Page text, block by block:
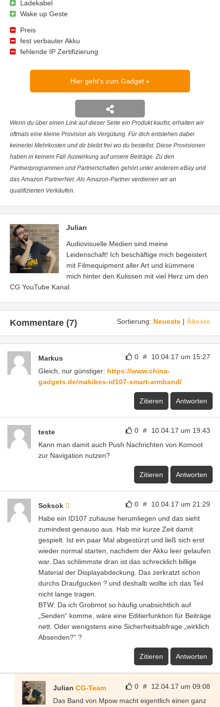
Ladekabel
Wake up Geste
Preis
fest verbauter Akku
fehlende IP Zertifizierung
Hier geht's zum Gadget
Wenn du über einen Link auf dieser Seite ein Produkt kaufst, erhalten wir
oftmals eine kleine Provision als Vergütung. Für dich entstehen dabei
keinerlei Mehrkosten und dir bleibt frei wo du bestellst. Diese Provisionen
haben in keinem Fall Auswirkung auf unsere Beiträge. Zu den
Partnerprogrammen und Partnerschaften gehört unter anderem eBay und
das Amazon PartnerNet. Als Amazon-Partner verdienen wir an
qualifizierten Verkäufen.
Julian
Audiovisuelle Medien sind meine
Leidenschaft! Ich beschäftige mich begeistert
mit Filmequipment aller Art und kümmere
mich hinter den Kulissen mit viel Herz um den
CG YouTube Kanal.
Sortierung: Neueste | Älteste
Kommentare (7)
0 # 10.04.17 um 15:27
Markus
Gleich, nur günstiger: https://www.china-
gadgets.de/makibes-id107-smart-armband/
Zitieren Antworten
0 # 10.04.17 um 19:43
teste
Kann man damit auch Push Nachrichten von Komoot
zur Navigation nutzen?
Zitieren Antworten
0 # 10.04.17 um 21:29
Soksok
Habe ein ID107 zuhause herumliegen und das sieht
zumindest genauso aus. Hab mir kurze Zeit damit
gespielt. Ist ein paar Mal abgestürzt und ließ sich erst
wieder normal starten, nachdem der Akku leer gelaufen
war. Das schlimmste dran ist das schrecklich billige
Material der Displayabdeckung. Das zerkratzt schon
durchs Draufgucken ? und deshalb wollte ich das Teil
nicht lange tragen.
BTW: Da ich Grobmot so häufig unabsichtlich auf
„Senden“ komme, wäre eine Editierfunktion für Beiträge
nett. Oder wenigstens eine Sicherheitsabfrage „wirklich
Absenden?“ ?
Zitieren Antworten
0 # 12.04.17 um 09:08
Julian CG-Team
Das Band von Mpow macht eigentlich einen ganz